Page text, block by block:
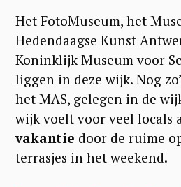
Het FotoMuseum, het
Hedendaagse Kunst
Koninklijk Museum voor
liggen in deze wijk. Nog
het MAS, gelegen in de
wijk voelt voor veel locals
vakantie door de ruime
terrasjes in het weekend.